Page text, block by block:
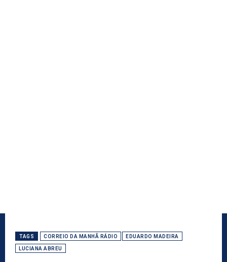
TAGS CORREIO DA MANHÃ RÁDIO EDUARDO MADEIRA
LUCIANA ABREU